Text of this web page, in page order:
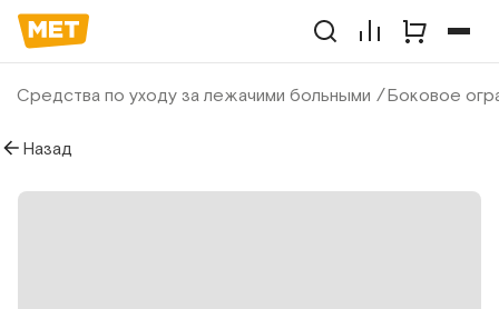
Средства по уходу за лежачими больными Боковое
Назад